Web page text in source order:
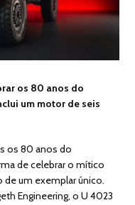
os 80 anos do
um motor de seis
os 80 anos do
de celebrar o mítico
um exemplar único.
Engineering, o U 4023